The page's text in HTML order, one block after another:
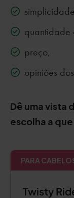
quantidade
preço,
opiniões
Dê uma vista
escolha a
PARA
Twisty